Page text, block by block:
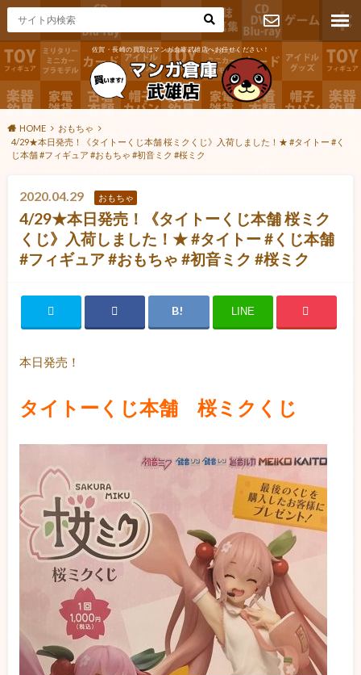
佐賀・長崎の買取はマンガ倉庫武雄店へお任せください！
お問い合わ
せ
HOME
おもちゃ
4/29★本日発売！《タイトーくじ本舗 桜ミクくじ》入荷しました！★ #タイトー #く
じ本舗 #フィギュア #おもちゃ #初音ミク #桜ミク
2020.04.29 おもちゃ
4/29★本日発売！《タイトーくじ本舗 桜ミク
くじ》入荷しました！★ #タイトー #くじ本舗
#フィギュア #おもちゃ #初音ミク #桜ミク
LINE
本日発売！
タイトーくじ本舗 桜ミクくじ